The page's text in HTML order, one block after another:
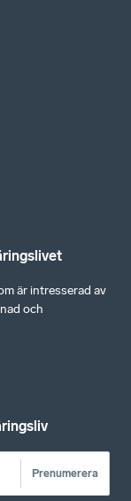
är intresserad av
och
Prenumerera